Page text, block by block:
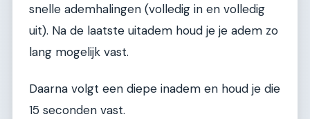
snelle ademhalingen (volledig in en volledig
uit). Na de laatste uitadem houd je je adem zo
lang mogelijk vast.
Daarna volgt een diepe inadem en houd je die
15 seconden vast.